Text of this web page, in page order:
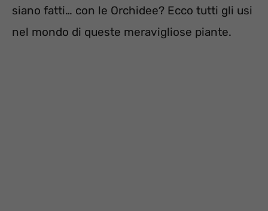
siano fatti… con le Orchidee? Ecco tutti gli usi
nel mondo di queste meravigliose piante.